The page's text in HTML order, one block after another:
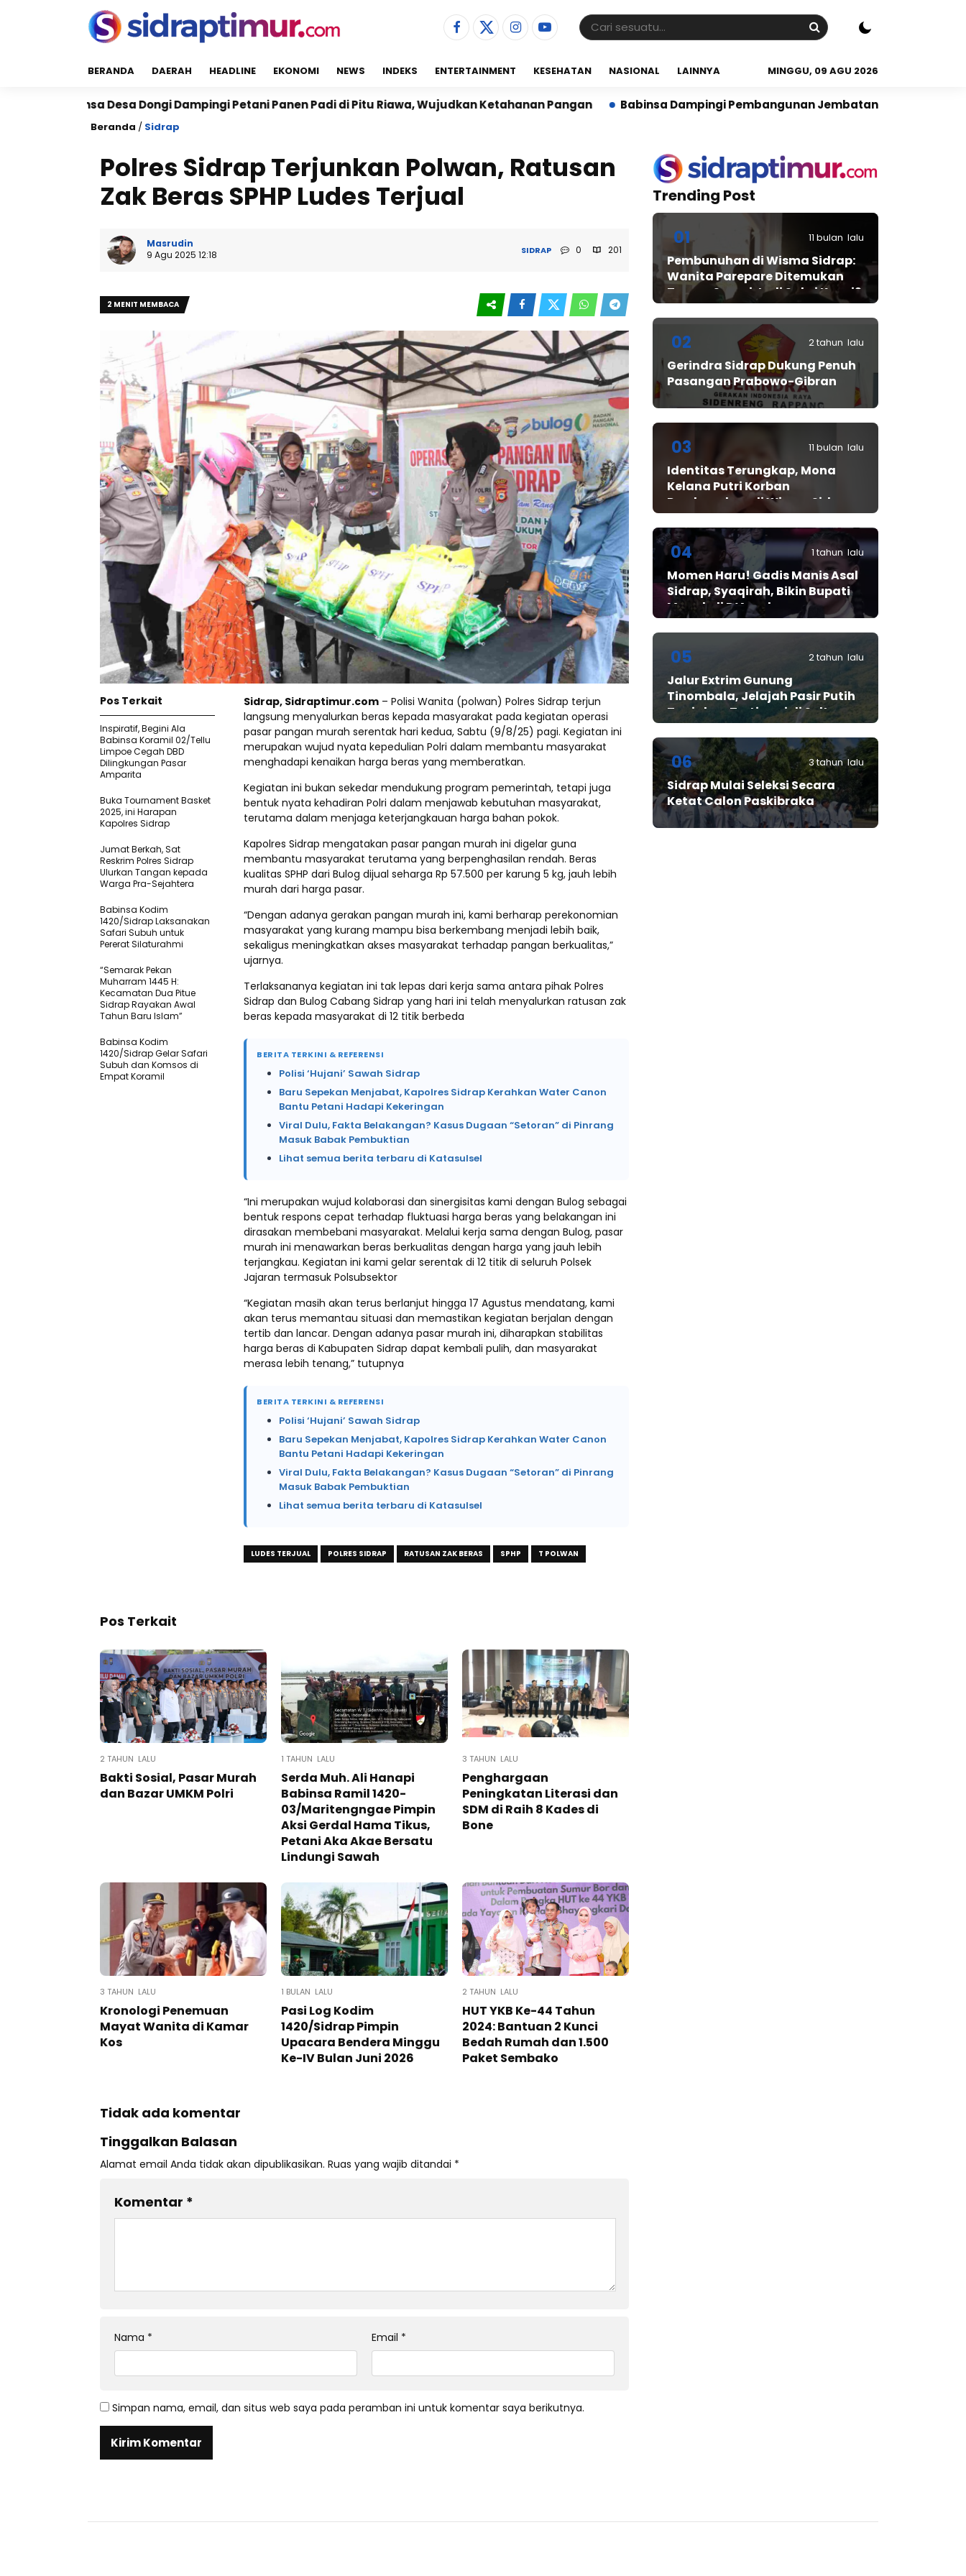
BERANDA DAERAH HEADLINE EKONOMI NEWS INDEKS ENTERTAINMENT KESEHATAN NASIONAL LAINNYA MINGGU, 09 AGU 2026
Desa Dongi Dampingi Petani Panen Padi di Pitu Riawa, Wujudkan Ketahanan Pangan Babinsa Dampingi Pembangunan Jembatan Sungai Bolalele di Desa
Beranda / Sidrap
Polres Sidrap Terjunkan Polwan, Ratusan
Zak Beras SPHP Ludes Terjual
Masrudin
9 Agu 2025 12:18
SIDRAP 0 201
2 MENIT MEMBACA
Sidrap, Sidraptimur.com – Polisi Wanita (polwan) Polres Sidrap terjun
langsung menyalurkan beras kepada masyarakat pada kegiatan operasi
pasar pangan murah serentak hari kedua, Sabtu (9/8/25) pagi. Kegiatan ini
merupakan wujud nyata kepedulian Polri dalam membantu masyarakat
menghadapi kenaikan harga beras yang memberatkan.
Kegiatan ini bukan sekedar mendukung program pemerintah, tetapi juga
bentuk nyata kehadiran Polri dalam menjawab kebutuhan masyarakat,
terutama dalam menjaga keterjangkauan harga bahan pokok.
Kapolres Sidrap mengatakan pasar pangan murah ini digelar guna
membantu masyarakat terutama yang berpenghasilan rendah. Beras
kualitas SPHP dari Bulog dijual seharga Rp 57.500 per karung 5 kg, jauh lebih
murah dari harga pasar.
“Dengan adanya gerakan pangan murah ini, kami berharap perekonomian
masyarakat yang kurang mampu bisa berkembang menjadi lebih baik,
sekaligus meningkatkan akses masyarakat terhadap pangan berkualitas,”
ujarnya.
Terlaksananya kegiatan ini tak lepas dari kerja sama antara pihak Polres
Sidrap dan Bulog Cabang Sidrap yang hari ini telah menyalurkan ratusan zak
beras kepada masyarakat di 12 titik berbeda
BERITA TERKINI & REFERENSI
Polisi ‘Hujani’ Sawah Sidrap
Baru Sepekan Menjabat, Kapolres Sidrap Kerahkan Water Canon
Bantu Petani Hadapi Kekeringan
Viral Dulu, Fakta Belakangan? Kasus Dugaan “Setoran” di Pinrang
Masuk Babak Pembuktian
Lihat semua berita terbaru di Katasulsel
“Ini merupakan wujud kolaborasi dan sinergisitas kami dengan Bulog sebagai
bentuk respons cepat terhadap fluktuasi harga beras yang belakangan ini
dirasakan membebani masyarakat. Melalui kerja sama dengan Bulog, pasar
murah ini menawarkan beras berkualitas dengan harga yang jauh lebih
terjangkau. Kegiatan ini kami gelar serentak di 12 titik di seluruh Polsek
Jajaran termasuk Polsubsektor
“Kegiatan masih akan terus berlanjut hingga 17 Agustus mendatang, kami
akan terus memantau situasi dan memastikan kegiatan berjalan dengan
tertib dan lancar. Dengan adanya pasar murah ini, diharapkan stabilitas
harga beras di Kabupaten Sidrap dapat kembali pulih, dan masyarakat
merasa lebih tenang,” tutupnya
BERITA TERKINI & REFERENSI
Polisi ‘Hujani’ Sawah Sidrap
Baru Sepekan Menjabat, Kapolres Sidrap Kerahkan Water Canon
Bantu Petani Hadapi Kekeringan
Viral Dulu, Fakta Belakangan? Kasus Dugaan “Setoran” di Pinrang
Masuk Babak Pembuktian
Lihat semua berita terbaru di Katasulsel
LUDES TERJUAL POLRES SIDRAP RATUSAN ZAK BERAS SPHP T POLWAN
Pos Terkait
Inspiratif, Begini Ala
Babinsa Koramil 02/Tellu
Limpoe Cegah DBD
Dilingkungan Pasar
Amparita
Buka Tournament Basket
2025, ini Harapan
Kapolres Sidrap
Jumat Berkah, Sat
Reskrim Polres Sidrap
Ulurkan Tangan kepada
Warga Pra-Sejahtera
Babinsa Kodim
1420/Sidrap Laksanakan
Safari Subuh untuk
Pererat Silaturahmi
“Semarak Pekan
Muharram 1445 H:
Kecamatan Dua Pitue
Sidrap Rayakan Awal
Tahun Baru Islam”
Babinsa Kodim
1420/Sidrap Gelar Safari
Subuh dan Komsos di
Empat Koramil
Pos Terkait
2 TAHUN LALU
Bakti Sosial, Pasar Murah
dan Bazar UMKM Polri
1 TAHUN LALU
Serda Muh. Ali Hanapi
Babinsa Ramil 1420-
03/Maritengngae Pimpin
Aksi Gerdal Hama Tikus,
Petani Aka Akae Bersatu
Lindungi Sawah
3 TAHUN LALU
Penghargaan
Peningkatan Literasi dan
SDM di Raih 8 Kades di
Bone
3 TAHUN LALU
Kronologi Penemuan
Mayat Wanita di Kamar
Kos
1 BULAN LALU
Pasi Log Kodim
1420/Sidrap Pimpin
Upacara Bendera Minggu
Ke-IV Bulan Juni 2026
2 TAHUN LALU
HUT YKB Ke-44 Tahun
2024: Bantuan 2 Kunci
Bedah Rumah dan 1.500
Paket Sembako
Tidak ada komentar
Tinggalkan Balasan
Alamat email Anda tidak akan dipublikasikan. Ruas yang wajib ditandai *
Komentar *
Nama * Email *
Simpan nama, email, dan situs web saya pada peramban ini untuk komentar saya berikutnya.
Trending Post
01 11 bulan lalu
Pembunuhan di Wisma Sidrap:
Wanita Parepare Ditemukan
Tewas, Suami Jadi Saksi Kunci?
02 2 tahun lalu
Gerindra Sidrap Dukung Penuh
Pasangan Prabowo-Gibran
03 11 bulan lalu
Identitas Terungkap, Mona
Kelana Putri Korban
Pembunuhan di Wisma Sidrap
04 1 tahun lalu
Momen Haru! Gadis Manis Asal
Sidrap, Syaqirah, Bikin Bupati
Mewek di D’Academy​
05 2 tahun lalu
Jalur Extrim Gunung
Tinombala, Jelajah Pasir Putih
Tanjakan Tertinggi di Sulteng
06 3 tahun lalu
Sidrap Mulai Seleksi Secara
Ketat Calon Paskibraka